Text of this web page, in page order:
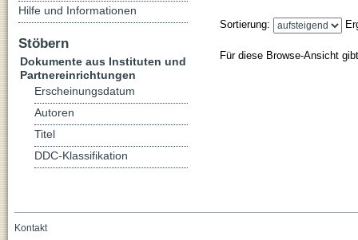
Sortierung:
Für diese Browse-Ansicht
Hilfe und Informationen
Stöbern
Dokumente aus Instituten und
Partnereinrichtungen
Erscheinungsdatum
Autoren
Titel
DDC-Klassifikation
Kontakt